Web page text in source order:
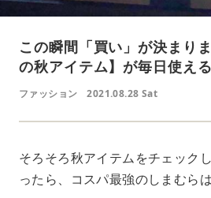
この瞬間「買い」が決まり
の秋アイテム】が毎日使え
ファッション 2021.08.28 Sat
そろそろ秋アイテムをチェック
ったら、コスパ最強のしまむら